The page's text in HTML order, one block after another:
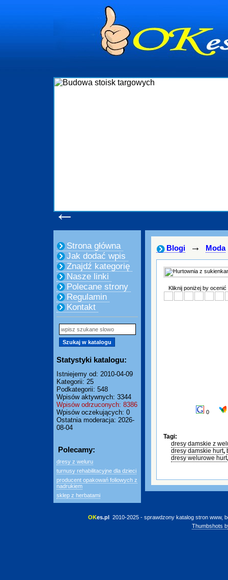
←
Strona główna
Jak dodać wpis
Znajdź kategorię
Nasze linki
Polecane strony
Regulamin
Kontakt
Statystyki katalogu:
Istniejemy od: 2010-04-09
Kategorii: 25
Podkategorii: 548
Wpisów aktywnych: 3344
Wpisów odrzuconych: 8386
Wpisów oczekujących: 0
Ostatnia moderacja: 2026-
08-04
Polecamy:
dresy z weluru
turnusy rehabilitacyjne dla dzieci
producent opakowań foliowych z
nadrukiem
sklep z herbatami
Blogi → Moda
Kliknij poniżej by ocenić
0
Tagi:
dresy damskie z
dresy damskie hurt,
dresy welurowe hurt
OKes.pl 2010-2025 - sprawdzony katalog stron www,
Thumbshots